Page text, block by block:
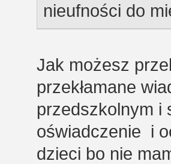
nieufności do
Jak możesz
przekłamane
przedszkolnym i
oświadczenie i
dzieci bo nie